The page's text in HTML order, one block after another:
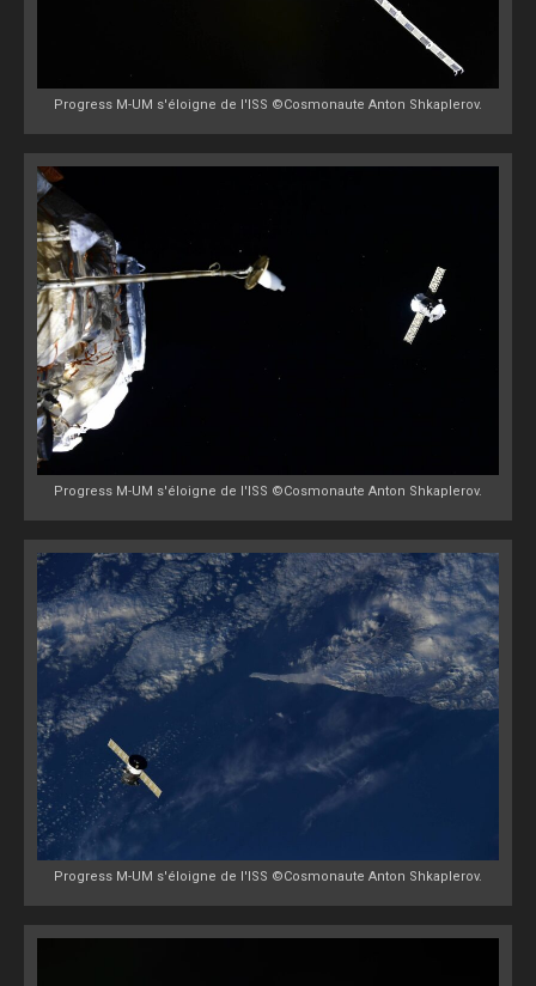
Progress M-UM s'éloigne de l'ISS ©Cosmonaute Anton Shkaplerov.
Progress M-UM s'éloigne de l'ISS ©Cosmonaute Anton Shkaplerov.
Progress M-UM s'éloigne de l'ISS ©Cosmonaute Anton Shkaplerov.